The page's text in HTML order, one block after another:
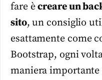
fare ècreare un
sito, un consiglio
esattamente come
Bootstrap, ogni
maniera importante